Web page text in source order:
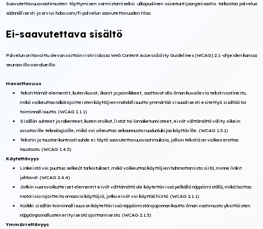
Saavutettavuusvaatimusten täyttymisen varmistamiseksi ulkopuolinen asiantuntijaorganisaatio tarkastaa palvelua
säännöllisesti ja arvioi habo.com/fi-palvelun saavutettavuuden tilaa.
Ei-saavutettava sisältö
Palvelun on havaittu olevan osittain ristiriidassa Web Content Accessibility Guidelines (WCAG) 2.1 -ohjeiden kanssa
seuraavilla osa-alueilla:
Havaittavuus
Tekstittömät elementit, kuten kuvat, ikonit ja painikkeet, saattavat olla ilman kuvailevia tekstivastineita,
mikä vaikeuttaa näkörajoitteisten käyttäjien mahdollisuutta ymmärtää visuaalisesti esitettyä sisältöä tai
toiminnallisuutta. (WCAG 1.1.1)
Sisällön suhteet ja rakenteet, kuten otsikot, listat tai lomaketunnisteet, eivät välttämättä välity oikein
avustaville teknologioille, mikä voi aiheuttaa sekaannusta ruudunlukijaa käyttäville. (WCAG 1.3.1)
Tekstin ja taustan kontrastisuhde ei täytä saavutettavuusvaatimuksia, jolloin tekstiä on vaikea erottaa
taustasta. (WCAG 1.4.3)
Käytettävyys
Linkeistä voi puuttua selkeät tarkoitukset, mikä vaikeuttaa käyttäjien hahmottamista siitä, minne linkit
johtavat. (WCAG 2.4.4)
Jotkin vuorovaikutteiset elementit eivät välttämättä ole käytettävissä pelkällä näppäimistöllä, mikä haittaa
motorisia rajoitteita omaavia käyttäjiä, jotka eivät voi käyttää hiirtä. (WCAG 2.1.1)
Kaikki sisällön toiminnallisuus on käytettävissä näppäimistörajapinnan kautta ilman vaatimusta yksittäisten
näppäinpainallusten erityisestä ajoittamisesta. (WCAG 2.1.3)
Ymmärrettävyys